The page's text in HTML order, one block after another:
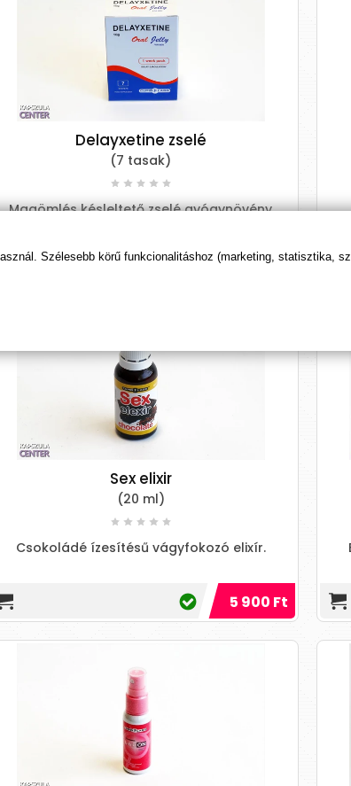
Delayxetine zselé
(7 tasak)
Magömlés késleltető zselé gyógynövény
10 490 Ft
Sex elixir
(20 ml)
Csokoládé ízesítésű vágyfokozó elixír.
5 900 Ft
Szélesebb körű funkcionalitáshoz (marketing, statisztika,